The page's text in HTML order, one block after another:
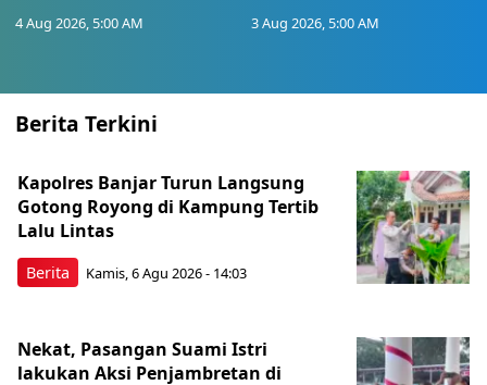
4 Aug 2026, 5:00 AM 3 Aug 2026, 5:00 AM
Berita Terkini
Berita
Kapolres Banjar Turun Langsung
Gotong Royong di Kampung Tertib
Lalu Lintas
Kamis, 6 Agu 2026 - 14:03
Nekat, Pasangan Suami Istri
lakukan Aksi Penjambretan di